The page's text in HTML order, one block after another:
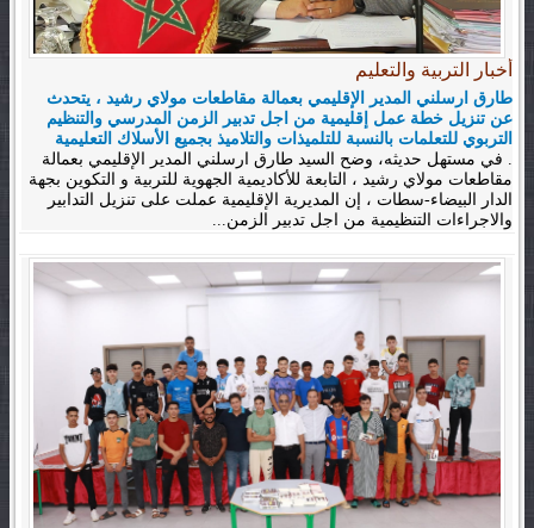
أخبار التربية والتعليم
طارق ارسلني المدير الإقليمي بعمالة مقاطعات مولاي رشيد ، يتحدث
عن تنزيل خطة عمل إقليمية من اجل تدبير الزمن المدرسي والتنظيم
التربوي للتعلمات بالنسبة للتلميذات والتلاميذ بجميع الأسلاك التعليمية
. في مستهل حديثه، وضح السيد طارق ارسلني المدير الإقليمي بعمالة
مقاطعات مولاي رشيد ، التابعة للأكاديمية الجهوية للتربية و التكوين بجهة
الدار البيضاء-سطات ، إن المديرية الإقليمية عملت على تنزيل التدابير
والاجراءات التنظيمية من اجل تدبير الزمن...